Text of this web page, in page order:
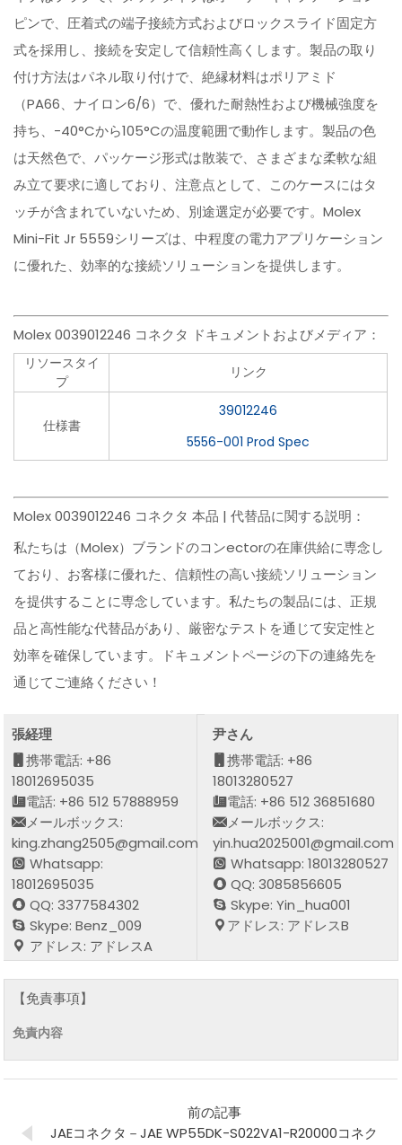
ピンで、圧着式の端子接続方式およびロックスライド固定方
式を採用し、接続を安定して信頼性高くします。製品の取り
付け方法はパネル取り付けで、絶縁材料はポリアミド
（PA66、ナイロン6/6）で、優れた耐熱性および機械強度を
持ち、-40°Cから105°Cの温度範囲で動作します。製品の色
は天然色で、パッケージ形式は散装で、さまざまな柔軟な組
み立て要求に適しており、注意点として、このケースにはタ
ッチが含まれていないため、別途選定が必要です。Molex
Mini-Fit Jr 5559シリーズは、中程度の電力アプリケーション
に優れた、効率的な接続ソリューションを提供します。
Molex 0039012246 コネクタ ドキュメントおよびメディア：
リソースタイ
プ
リンク
仕様書
39012246
5556-001 Prod Spec
Molex 0039012246 コネクタ 本品 | 代替品に関する説明：
私たちは（Molex）ブランドのコンectorの在庫供給に専念し
ており、お客様に優れた、信頼性の高い接続ソリューション
を提供することに専念しています。私たちの製品には、正規
品と高性能な代替品があり、厳密なテストを通じて安定性と
効率を確保しています。ドキュメントページの下の連絡先を
通じてご連絡ください！
張経理
携帯電話: +86
18012695035
電話: +86 512 57888959
メールボックス:
king.zhang2505@gmail.com
Whatsapp:
18012695035
QQ: 3377584302
Skype: Benz_009
アドレス: アドレスA
尹さん
携帯電話: +86
18013280527
電話: +86 512 36851680
メールボックス:
yin.hua2025001@gmail.com
Whatsapp: 18013280527
QQ: 3085856605
Skype: Yin_hua001
アドレス: アドレスB
【免責事項】
免責内容
前の記事
JAEコネクタ－JAE WP55DK-S022VA1-R20000コネク